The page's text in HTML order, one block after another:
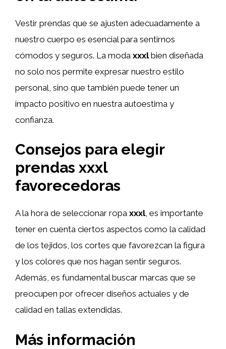
Vestir prendas que se ajusten adecuadamente a
nuestro cuerpo es esencial para sentirnos
cómodos y seguros. La moda xxxlbien diseñada
no solo nos permite expresar nuestro estilo
personal, sino que también puede tener un
impacto positivo en nuestra autoestima y
confianza.
Consejos para elegir
prendas xxxl
favorecedoras
A la hora de seleccionar ropa xxxl, es importante
tener en cuenta ciertos aspectos como la calidad
de los tejidos, los cortes que favorezcan la figura
y los colores que nos hagan sentir seguros.
Además, es fundamental buscar marcas que se
preocupen por ofrecer diseños actuales y de
calidad en tallas extendidas.
Más información